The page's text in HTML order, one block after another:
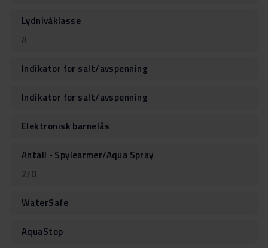
Lydnivåklasse
A
Indikator for salt/avspenning
Indikator for salt/avspenning
Elektronisk barnelås
Antall - Spylearmer/Aqua Spray
2/0
WaterSafe
AquaStop